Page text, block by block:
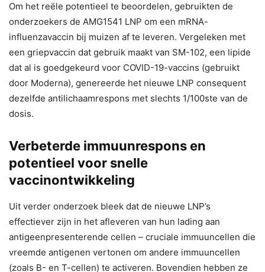
Om het reële potentieel te beoordelen, gebruikten de
onderzoekers de AMG1541 LNP om een mRNA-
influenzavaccin bij muizen af te leveren. Vergeleken met
een griepvaccin dat gebruik maakt van SM-102, een lipide
dat al is goedgekeurd voor COVID-19-vaccins (gebruikt
door Moderna), genereerde het nieuwe LNP consequent
dezelfde antilichaamrespons met slechts 1/100ste van de
dosis.
Verbeterde immuunrespons en
potentieel voor snelle
vaccinontwikkeling
Uit verder onderzoek bleek dat de nieuwe LNP’s
effectiever zijn in het afleveren van hun lading aan
antigeenpresenterende cellen – cruciale immuuncellen die
vreemde antigenen vertonen om andere immuuncellen
(zoals B- en T-cellen) te activeren. Bovendien hebben ze